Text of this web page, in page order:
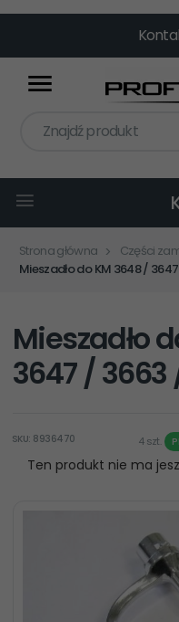
Znajdź produkt
Strona główna
Części
Mieszadło do KM 3648 /
Mieszadło
3647 / 3663
SKU: 8936470 4 szt.
Ten produkt nie ma